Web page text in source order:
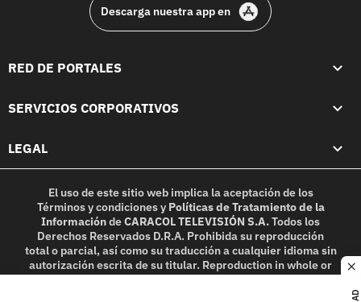
Descarga nuestra app en
RED DE PORTALES
SERVICIOS CORPORATIVOS
LEGAL
El uso de este sitio web implica la aceptación de los
Términos y condicionesy Políticas de Tratamiento de la
InformacióndeCARACOL TELEVISIÓN S.A.Todos los
Derechos Reservados D.R.A. Prohibida su reproducción
total o parcial, así como su traducción a cualquier idioma sin
autorización escrita de su titular. Reproduction in whole or